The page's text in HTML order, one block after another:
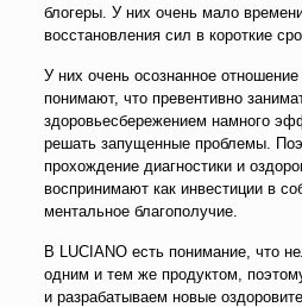
блогеры. У них очень мало
восстановления сил в короткие
У них очень осознанное
понимают, что превентивно
здоровьесбережением намного
решать запущенные проблемы.
прохождение диагностики и
воспринимают как инвестиции в
ментальное благополучие.
В LUCIANO есть понимание, что
одним и тем же продуктом,
и разрабатываем новые